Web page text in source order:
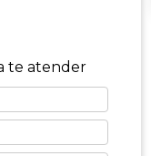
te atender